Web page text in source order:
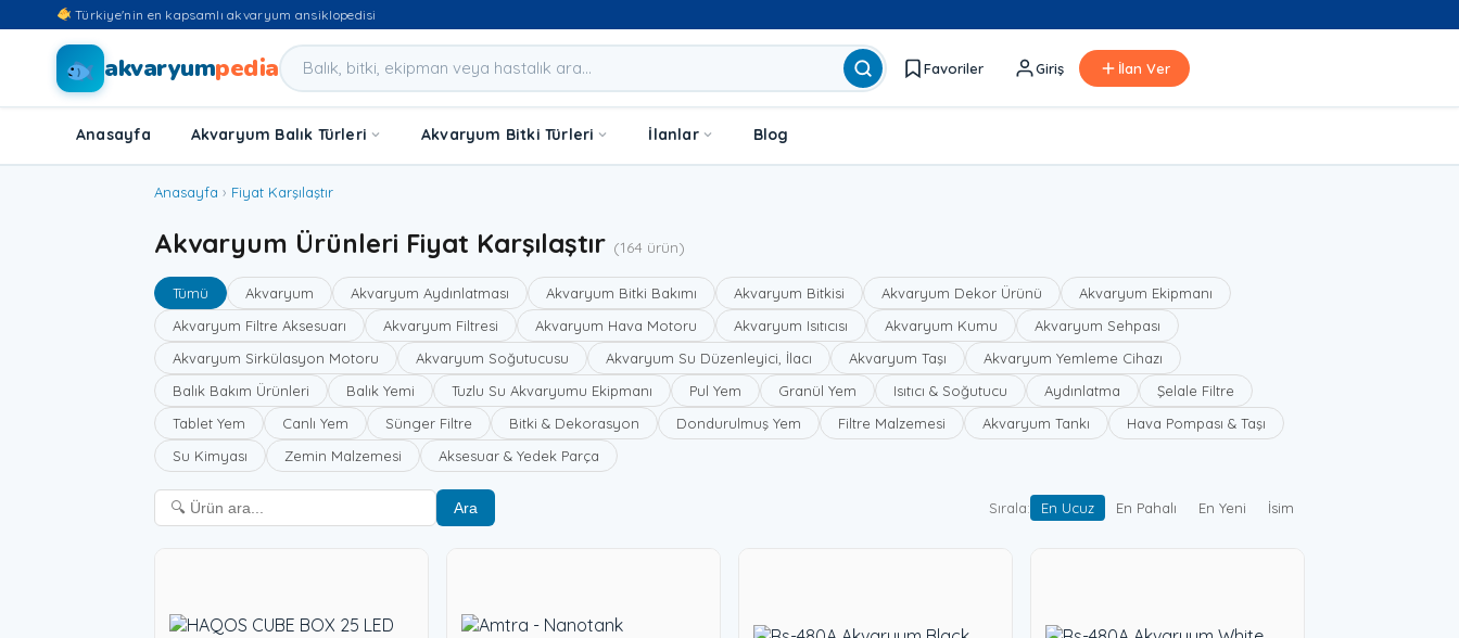
Türkiye'nin en kapsamlı akvaryum ansiklopedisi
akvaryumpedia Favoriler Giriş İlan Ver
Anasayfa Akvaryum Balık Türleri Akvaryum Bitki Türleri İlanlar Blog
Anasayfa › Fiyat Karşılaştır
Akvaryum Ürünleri Fiyat Karşılaştır (164 ürün)
Tümü Akvaryum Akvaryum Aydınlatması Akvaryum Bitki Bakımı Akvaryum Bitkisi Akvaryum Dekor Ürünü
Akvaryum Ekipmanı
Akvaryum Filtre Aksesuarı
Akvaryum Filtresi Akvaryum Hava Motoru Akvaryum Isıtıcısı Akvaryum Kumu
Akvaryum Sehpası
Akvaryum Sirkülasyon Motoru
Akvaryum Soğutucusu Akvaryum Su Düzenleyici, İlacı Akvaryum Taşı
Akvaryum Yemleme Cihazı
Balık Bakım Ürünleri
Balık Yemi Tuzlu Su Akvaryumu Ekipmanı Pul Yem Granül Yem Isıtıcı & Soğutucu Aydınlatma
Şelale Filtre
Tablet Yem
Canlı Yem Sünger Filtre Bitki & Dekorasyon Dondurulmuş Yem Filtre Malzemesi Akvaryum Tankı
Hava Pompası & Taşı
Su Kimyası
Zemin Malzemesi Aksesuar & Yedek Parça
Ara Sırala: En Ucuz En Pahalı En Yeni İsim